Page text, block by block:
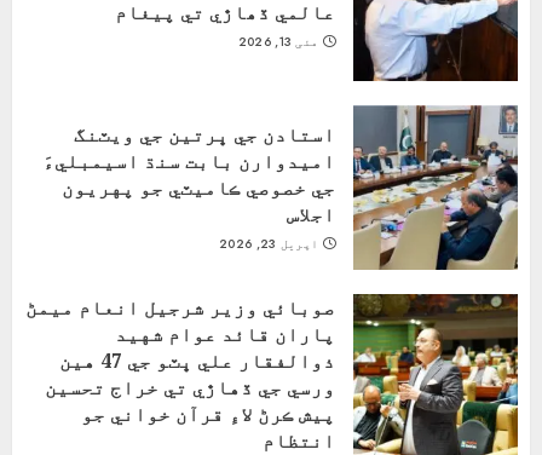
عالمي ڏھاڙي تي پيغام
مئی 13, 2026
استادن جي ڀرتين جي ويٽنگ
اميدوارن بابت سنڌ اسيمبليءَ
جي خصوصي ڪاميٽي جو پهريون
اجلاس
اپریل 23, 2026
صوبائي وزير شرجيل انعام ميمڻ
پاران قائد عوام شهيد
ذوالفقار علي ڀٽو جي 47 هين
ورسي جي ڏهاڙي تي خراج تحسين
پيش ڪرڻ لاءِ قرآن خواني جو
انتظام